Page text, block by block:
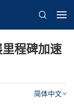
程碑加速
简体中文